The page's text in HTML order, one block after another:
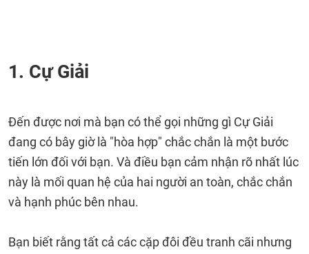
1. Cự Giải
Đến được nơi mà bạn có thể gọi những gì Cự Giải
đang có bây giờ là "hòa hợp" chắc chắn là một bước
tiến lớn đối với bạn. Và điều bạn cảm nhận rõ nhất lúc
này là mối quan hệ của hai người an toàn, chắc chắn
và hạnh phúc bên nhau.
Bạn biết rằng tất cả các cặp đôi đều tranh cãi nhưng